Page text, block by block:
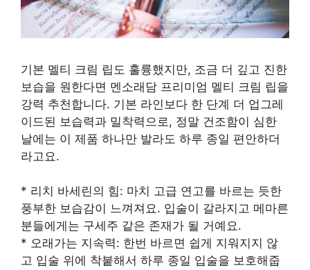
기본 멜티 크림 립도 훌륭했지만, 조금 더 깊고 진한
보습을 원한다면 멘소래담 프리미엄 멜티 크림 립을
강력 추천합니다. 기본 라인보다 한 단계 더 업그레
이드된 보습력과 밀착력으로, 정말 건조함이 심한
날에는 이 제품 하나만 발라도 하루 종일 편안하더
라고요.
* 리치 바세린의 힘: 마치 고급 연고를 바르는 듯한
풍부한 보습감이 느껴져요. 입술이 갈라지고 메마른
분들에게는 구세주 같은 존재가 될 거예요.
* 오래가는 지속력: 한번 바르면 쉽게 지워지지 않
고 입술 위에 착붙해서 하루 종일 입술을 보호해줍